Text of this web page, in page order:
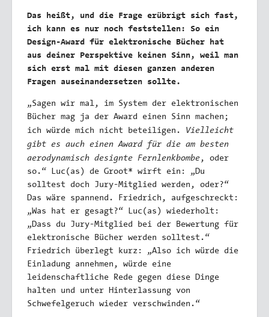
Das heißt, und die Frage erübrigt sich fast,
ich kann es nur noch feststellen: So ein
Design-Award für elektronische Bücher hat
aus deiner Perspektive keinen Sinn, weil man
sich erst mal mit diesen ganzen anderen
Fragen auseinandersetzen sollte.
„Sagen wir mal, im System der elektronischen
Bücher mag ja der Award einen Sinn machen;
ich würde mich nicht beteiligen. Vielleicht
gibt es auch einen Award für die am besten
aerodynamisch designte Fernlenkbombe , oder
so.“ Luc(as) de Groot* wirft ein: „Du
solltest doch Jury-Mitglied werden, oder?“
Das wäre spannend. Friedrich, aufgeschreckt:
„Was hat er gesagt?“ Luc(as) wiederholt:
„Dass du Jury-Mitglied bei der Bewertung für
elektronische Bücher werden solltest.“
Friedrich überlegt kurz: „Also ich würde die
Einladung annehmen, würde eine
leidenschaftliche Rede gegen diese Dinge
halten und unter Hinterlassung von
Schwefelgeruch wieder verschwinden.“